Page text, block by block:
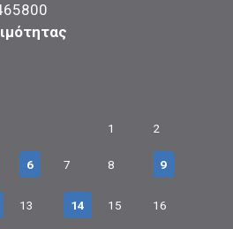
1 2
6 7 8 9
13 14 15 16